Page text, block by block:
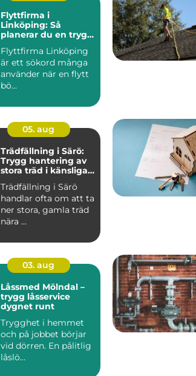
Flyttfirma i
Linköping: Så
planerar du en trygg
Flyttfirma Linköping
är ett sökord många
använder när en flytt
bö...
05. aug
Trädfällning i Särö:
Trygg hantering av
stora träd i känsliga
Trädfällning i Särö
handlar ofta om att ta
ner stora, gamla träd
nära ...
03. aug
Låssmed Mölndal –
trygg låsservice
dygnet runt
Trygghet i hemmet
och på jobbet börjar
vid dörren. En pålitlig
låslö...